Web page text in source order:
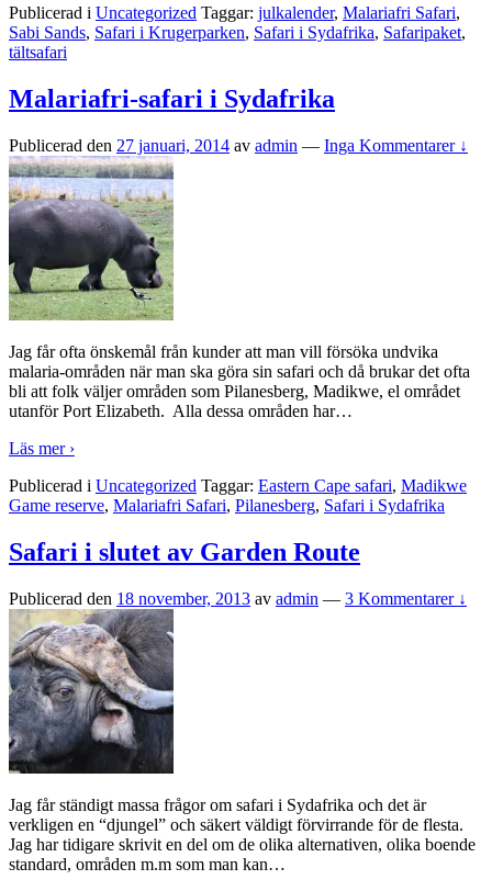
Publicerad i Uncategorized Taggar: julkalender, Malariafri Safari,
Sabi Sands, Safari i Krugerparken, Safari i Sydafrika, Safaripaket,
tältsafari
Malariafri-safari i Sydafrika
Publicerad den 27 januari, 2014 av admin — Inga Kommentarer ↓
Jag får ofta önskemål från kunder att man vill försöka undvika
malaria-områden när man ska göra sin safari och då brukar det ofta
bli att folk väljer områden som Pilanesberg, Madikwe, el området
utanför Port Elizabeth. Alla dessa områden har…
Läs mer ›
Publicerad i Uncategorized Taggar: Eastern Cape safari, Madikwe
Game reserve, Malariafri Safari, Pilanesberg, Safari i Sydafrika
Safari i slutet av Garden Route
Publicerad den 18 november, 2013 av admin — 3 Kommentarer ↓
Jag får ständigt massa frågor om safari i Sydafrika och det är
verkligen en “djungel” och säkert väldigt förvirrande för de flesta.
Jag har tidigare skrivit en del om de olika alternativen, olika boende
standard, områden m.m som man kan…